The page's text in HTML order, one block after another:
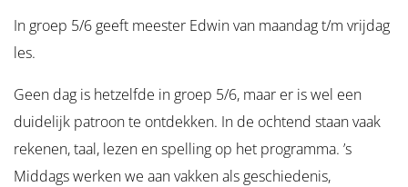
In groep 5/6 geeft meester Edwin van maandag t/m vrijdag
les.
Geen dag is hetzelfde in groep 5/6, maar er is wel een
duidelijk patroon te ontdekken. In de ochtend staan vaak
rekenen, taal, lezen en spelling op het programma. ’s
Middags werken we aan vakken als geschiedenis,